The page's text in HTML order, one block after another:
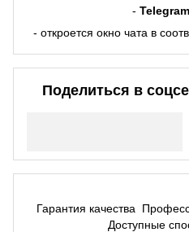
- Telegram
- откроется окно чата в
Поделиться в
Гарантия качества
Доступные